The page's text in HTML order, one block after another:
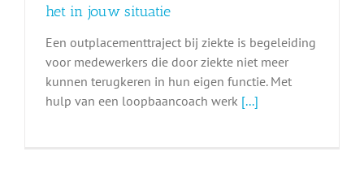
het in jouw situatie
Een outplacementtraject bij ziekte is begeleiding
voor medewerkers die door ziekte niet meer
kunnen terugkeren in hun eigen functie. Met
hulp van een loopbaancoach werk [...]